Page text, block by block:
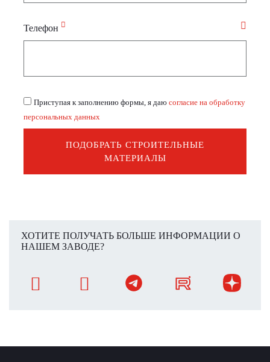
Телефон
Приступая к заполнению формы, я даю согласие на обработку
персональных данных
ПОДОБРАТЬ СТРОИТЕЛЬНЫЕ
МАТЕРИАЛЫ
ХОТИТЕ ПОЛУЧАТЬ БОЛЬШЕ ИНФОРМАЦИИ О
НАШЕМ ЗАВОДЕ?